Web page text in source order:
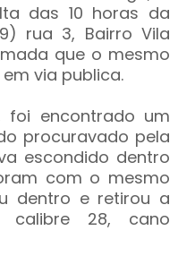
das 10 horas da
rua 3, Bairro Vila
que o mesmo
via publica.
foi encontrado um
procuravado pela
escondido dentro
com o mesmo
dentro e retirou a
calibre 28, cano